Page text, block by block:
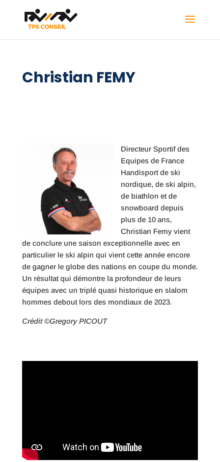
Christian FEMY
Directeur Sportif des
Equipes de France
Handisport de ski
nordique, de ski alpin,
de biathlon et de
snowboard depuis
plus de 10 ans,
Christian Femy vient
de conclure une saison exceptionnelle avec en
particulier le ski alpin qui vient cette année encore
de gagner le globe des nations en coupe du monde.
Un résultat qui démontre la profondeur de leurs
équipes avec un triplé quasi historique en slalom
hommes debout lors des mondiaux de 2023.
Crédit ©Gregory PICOUT